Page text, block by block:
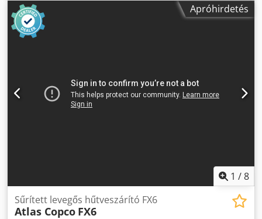
hangszigetelt kabin (csak 67 dB) megfelel a CE-normáknak
gyártási év: 2025, ÚJ
Apróhirdetés
1 /8
Sűrített levegős hűtveszárító FX6
Atlas Copco FX6